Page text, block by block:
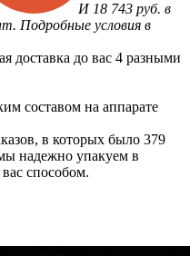
И 18 743 руб. в
Подробные условия в
доставка до вас 4 разными
составом на аппарате
в которых было 379
надежно упакуем в
способом.